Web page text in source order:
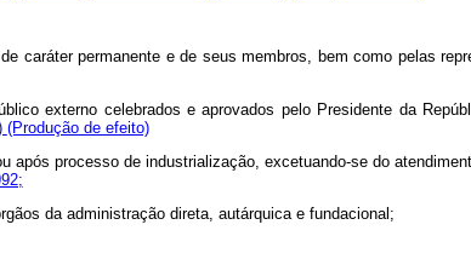
caráter permanente e de seus membros, bem como pelas
externo celebrados e aprovados pelo Presidente da
(Produção de efeito)
processo de industrialização, excetuando-se do
da administração direta, autárquica e fundacional;